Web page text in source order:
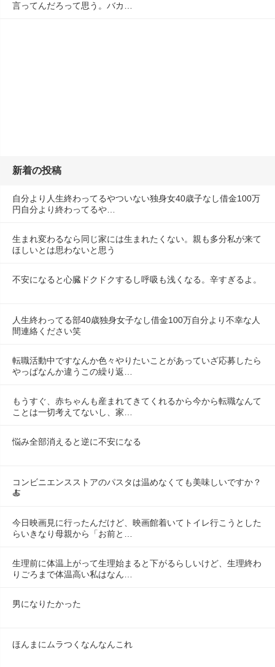
言ってんだろって思う。バカ…
新着の投稿
自分より人生終わってるやついない独身女40歳子なし借金100万
円自分より終わってるや…
生まれ変わるなら同じ家には生まれたくない。親も多分私が来て
ほしいとは思わないと思う
不安になると心臓ドクドクするし呼吸も浅くなる。辛すぎるよ。
人生終わってる部40歳独身女子なし借金100万自分より不幸な人
間連絡ください笑
転職活動中ですなんか色々やりたいことがあっていざ応募したら
やっぱなんか違うこの繰り返…
もうすぐ、赤ちゃんも産まれてきてくれるから今から転職なんて
ことは一切考えてないし、家…
悩み全部消えると逆に不安になる
コンビニエンスストアのパスタは温めなくても美味しいですか？
🍝
今日映画見に行ったんだけど、映画館着いてトイレ行こうとした
らいきなり母親から「お前と…
生理前に体温上がって生理始まると下がるらしいけど、生理終わ
りごろまで体温高い私はなん…
男になりたかった
ほんまにムラつくなんなんこれ